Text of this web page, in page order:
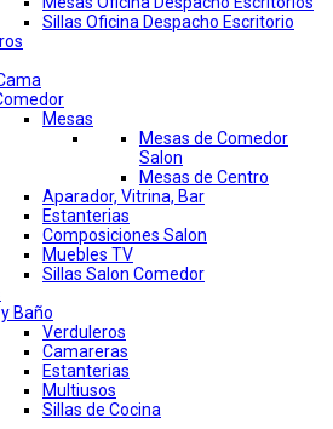
Sillas Oficina Despacho Escritorio
Mesas
Mesas de Comedor
Salon
Mesas de Centro
Aparador, Vitrina, Bar
Estanterias
Composiciones Salon
Muebles TV
Sillas Salon Comedor
Baño
Verduleros
Camareras
Estanterias
Multiusos
Sillas de Cocina